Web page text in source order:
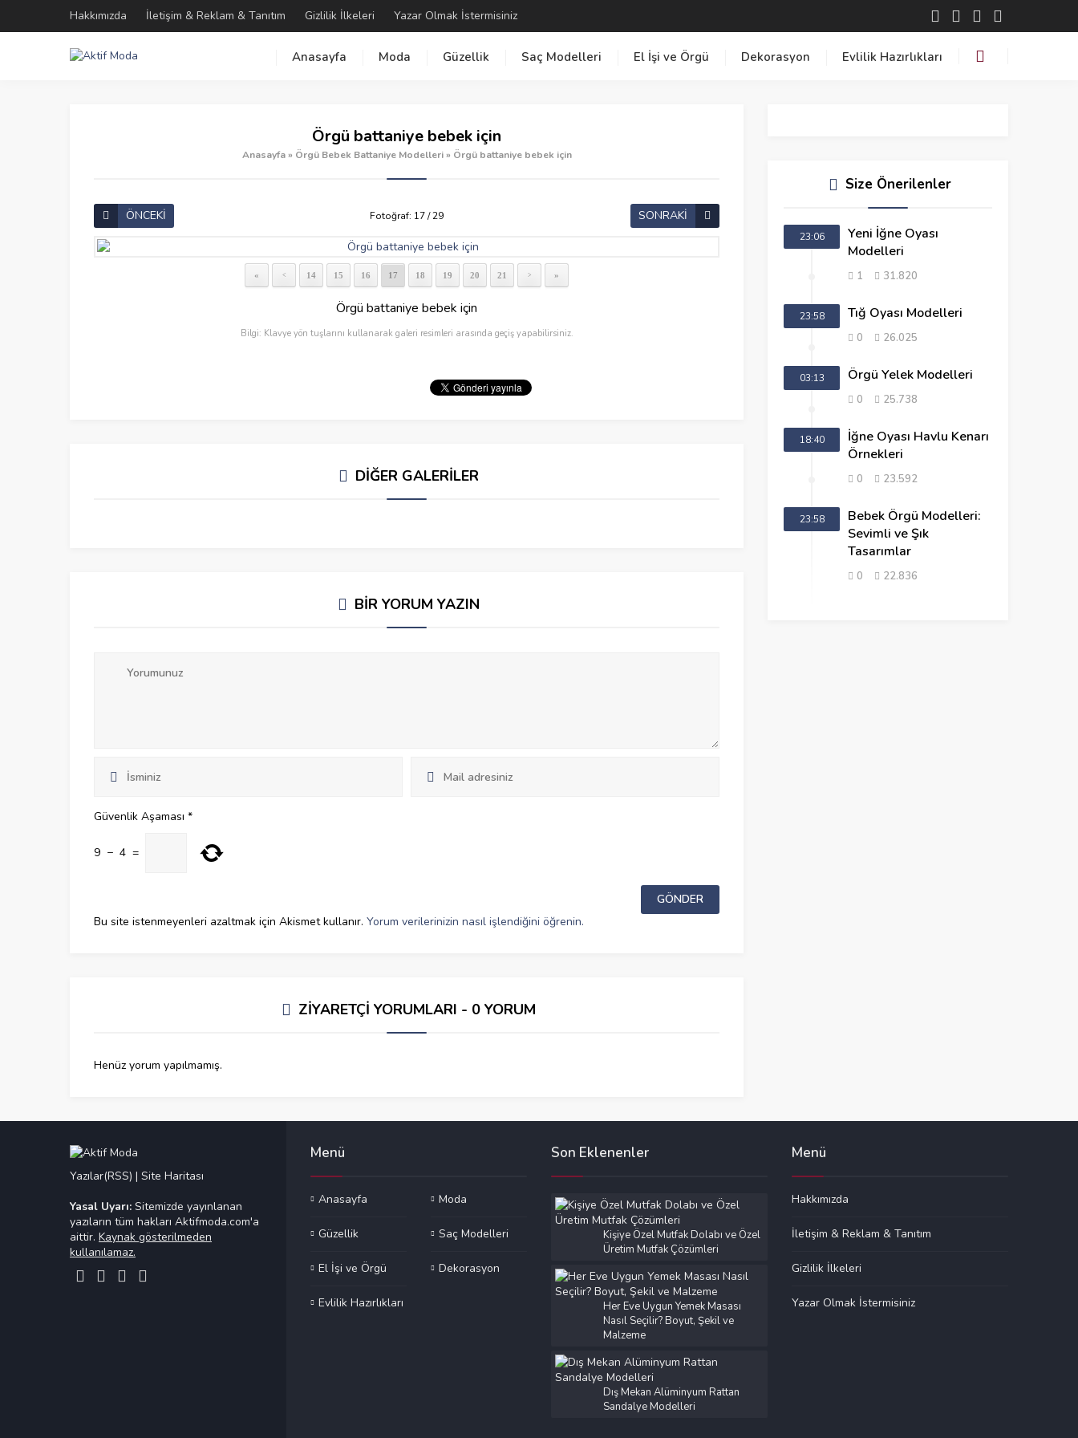
Hakkımızda İletişim & Reklam & Tanıtım Gizlilik İlkeleri Yazar Olmak İstermisiniz
Anasayfa Moda Güzellik Saç Modelleri El İşi ve Örgü Dekorasyon Evlilik Hazırlıkları
Örgü battaniye bebek için
Anasayfa » Örgü Bebek Battaniye Modelleri » Örgü battaniye bebek için
ÖNCEKİ Fotoğraf: 17 / 29 SONRAKİ
« < 14 15 16 17 18 19 20 21 > »
Örgü battaniye bebek için
Bilgi: Klavye yön tuşlarını kullanarak galeri resimleri arasında geçiş yapabilirsiniz.
DİĞER GALERİLER
BİR YORUM YAZIN
Güvenlik Aşaması *
9 − 4 =
Bu site istenmeyenleri azaltmak için Akismet kullanır. Yorum verilerinizin nasıl işlendiğini öğrenin.
ZİYARETÇİ YORUMLARI - 0 YORUM
Henüz yorum yapılmamış.
Size Önerilenler
23:06
Yeni İğne Oyası
Modelleri
1 31.820
23:58 Tığ Oyası Modelleri
0 26.025
03:13 Örgü Yelek Modelleri
0 25.738
18:40
İğne Oyası Havlu Kenarı
Örnekleri
0 23.592
23:58
Bebek Örgü Modelleri:
Sevimli ve Şık
Tasarımlar
0 22.836
Yazılar(RSS) | Site Haritası
Yasal Uyarı: Sitemizde yayınlanan
yazıların tüm hakları Aktifmoda.com'a
aittir. Kaynak gösterilmeden
kullanılamaz.
Menü
Anasayfa Moda
Güzellik Saç Modelleri
El İşi ve Örgü Dekorasyon
Evlilik Hazırlıkları
Son Eklenenler
Kişiye Özel Mutfak Dolabı ve Özel
Üretim Mutfak Çözümleri
Her Eve Uygun Yemek Masası
Nasıl Seçilir? Boyut, Şekil ve
Malzeme
Dış Mekan Alüminyum Rattan
Sandalye Modelleri
Menü
Hakkımızda
İletişim & Reklam & Tanıtım
Gizlilik İlkeleri
Yazar Olmak İstermisiniz